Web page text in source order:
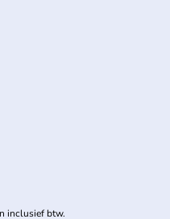
inclusief btw.